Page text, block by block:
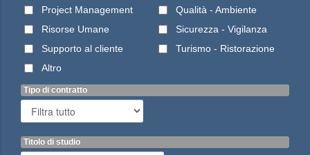
Project Management
Qualità - Ambiente
Risorse Umane
Sicurezza - Vigilanza
Supporto al cliente
Turismo - Ristorazione
Altro
Tipo di contratto
Titolo di studio